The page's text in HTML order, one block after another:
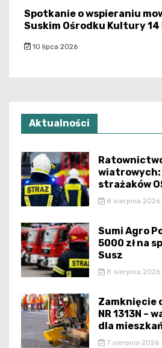
Spotkanie o wspieraniu
Suskim Ośrodku Kultury 14
10 lipca 2026
Aktualności
wiatrowych:
strażaków
8 sierpnia 2026
Sumi Agro
5000 zł na
Susz
8 sierpnia 2026
Zamknięcie
NR 1313N –
dla
7 sierpnia 2026